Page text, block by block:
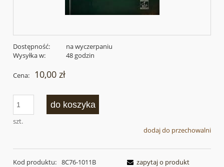
Dostępność:
na wyczerpaniu
Wysyłka w:
48 godzin
Cena: 10,00 zł
szt.
do koszyka
dodaj do przechowalni
Kod produktu: 8C76-1011B
zapytaj o produkt